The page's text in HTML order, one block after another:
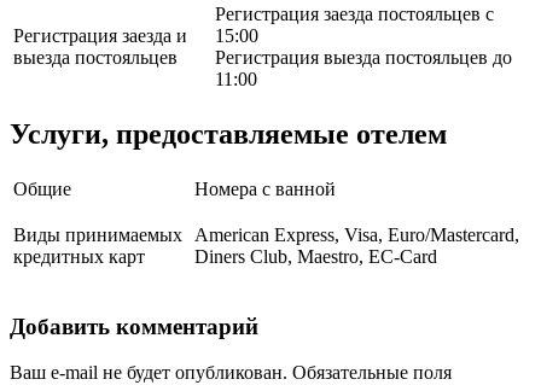
Регистрация заезда и
выезда постояльцев
Регистрация заезда постояльцев с
15:00
Регистрация выезда постояльцев до
11:00
Услуги, предоставляемые отелем
Общие Номера с ванной
Виды принимаемых
кредитных карт
American Express, Visa, Euro/Mastercard,
Diners Club, Maestro, EC-Card
Добавить комментарий
Ваш e-mail не будет опубликован. Обязательные поля